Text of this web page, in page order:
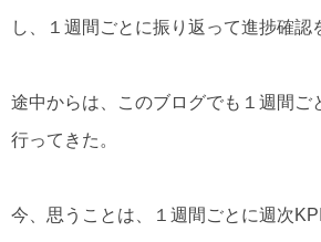
し、１週間ごとに振り返って進捗確認
途中からは、このブログでも１週間ご
行ってきた。
今、思うことは、１週間ごとに週次